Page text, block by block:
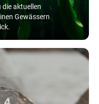
die aktuellen
Gewässern